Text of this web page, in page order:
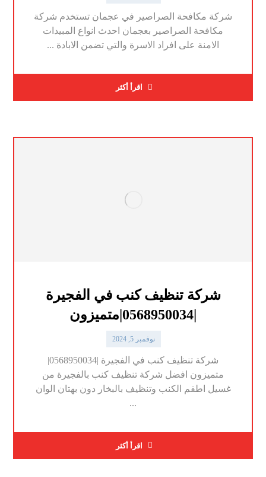
شركة مكافحة الصراصير في عجمان تستخدم شركة
مكافحة الصراصير بعجمان احدث انواع المبيدات
الامنة على افراد الاسرة والتي تضمن الابادة ...
اقرأ أكثر
شركة تنظيف كنب في الفجيرة
نوفمبر 5, 2024
شركة تنظيف كنب في الفجيرة |0568950034|
متميزون افضل شركة تنظيف كنب بالفجيرة من
غسيل اطقم الكنب وتنظيف بالبخار دون بهتان الوان
...
اقرأ أكثر